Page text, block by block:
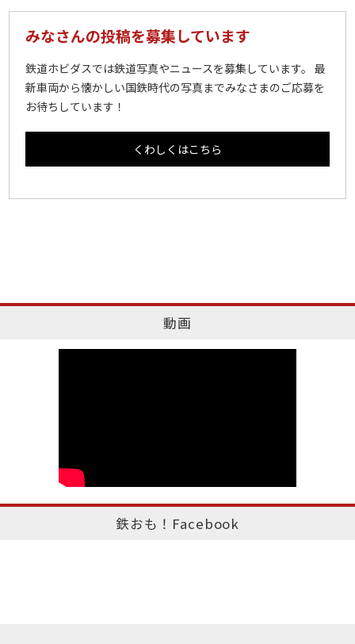
みなさんの投稿を募集しています
鉄道ホビダスでは鉄道写真やニュースを募集しています。 最
新車両から懐かしい国鉄時代の写真までみなさまのご応募を
お待ちしています！
くわしくはこちら
動画
鉄おも！Facebook